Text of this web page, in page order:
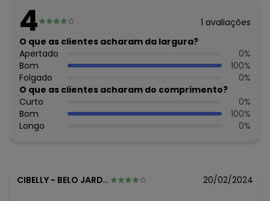
Histórico de preços
O preço apresentado abaixo é o menor oferecido em
algum dia do mês, para o menor tamanho disponível.
agosto/2026
N/D*
julho/2026 R$ 79,99
junho/2026
maio/2026 N/D*
abril/2026 N/D*
março/2026 R$ 89,99
4 1 avaliações
O que as clientes acharam da largura?
Apertado
0%
Bom
100%
Folgado
0%
O que as clientes acharam do comprimento?
Curto
0%
Bom
100%
Longo
0%
CIBELLY - BELO JARDIM - PE 20/02/2024